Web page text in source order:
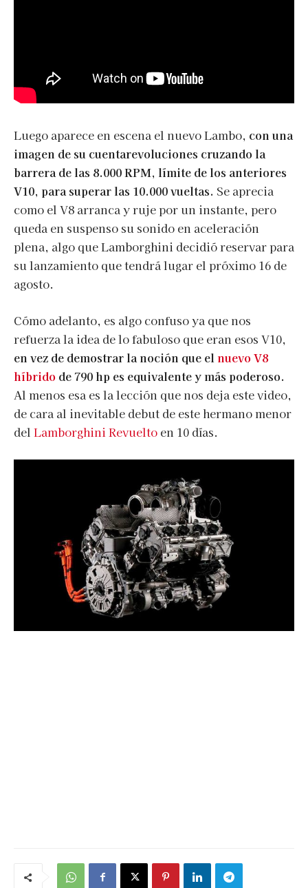
Luego aparece en escena el nuevo Lambo, con una
imagen de su cuentarevoluciones cruzando la
barrera de las 8.000 RPM, límite de los anteriores
V10, para superar las 10.000 vueltas. Se aprecia
como el V8 arranca y ruje por un instante, pero
queda en suspenso su sonido en aceleración
plena, algo que Lamborghini decidió reservar para
su lanzamiento que tendrá lugar el próximo 16 de
agosto.
Cómo adelanto, es algo confuso ya que nos
refuerza la idea de lo fabuloso que eran esos V10,
en vez de demostrar la noción que el nuevo V8
híbrido de 790 hp es equivalente y más poderoso.
Al menos esa es la lección que nos deja este video,
de cara al inevitable debut de este hermano menor
del Lamborghini Revuelto en 10 días.